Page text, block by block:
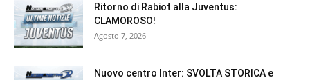
Ritorno di Rabiot alla Juventus:
CLAMOROSO!
Agosto 7, 2026
Nuovo centro Inter: SVOLTA STORICA e